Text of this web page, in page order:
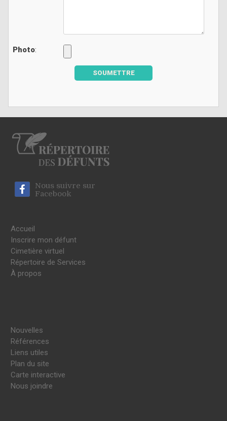
Photo:
SOUMETTRE
Nous suivre sur
Facebook
Accueil
Inscrire mon défunt
Cimetière virtuel
Répertoire de Services
À propos
Nouvelles
Références
Liens utiles
Plan du site
Carte interactive
Nous joindre